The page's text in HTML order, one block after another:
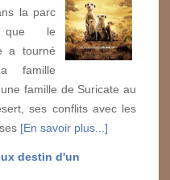
la parc
que le
a tourné
famille
famille de Suricate au
ses conflits avec les
[En savoir plus...]
destin d'un